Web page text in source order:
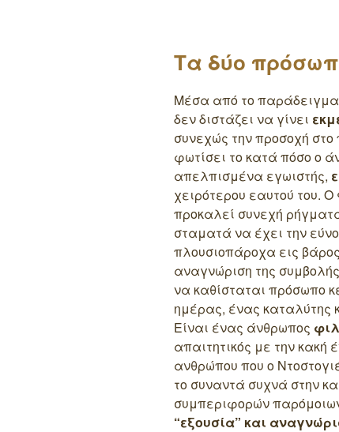
Τα δύο
Μέσα από το παράδειγμα
δεν διστάζει να γίνει
συνεχώς την προσοχή
φωτίσει το κατά πόσο ο
απελπισμένα εγωιστής,
χειρότερου εαυτού του.
προκαλεί συνεχή
σταματά να έχει την
πλουσιοπάροχα εις
αναγνώριση της
να καθίσταται πρόσωπο
ημέρας, ένας καταλύτης
Είναι ένας άνθρωπος
απαιτητικός με την κακή
ανθρώπου που ο
το συναντά συχνά στην
συμπεριφορών
“εξουσία” και